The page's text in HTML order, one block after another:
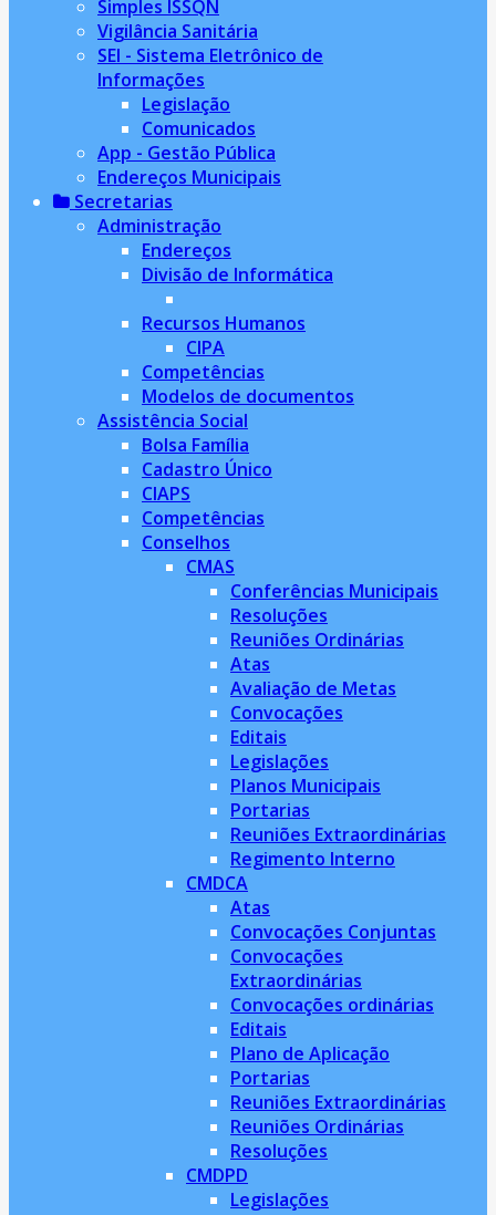
Simples ISSQN
Vigilância Sanitária
SEI - Sistema Eletrônico de
Informações
Legislação
Comunicados
App - Gestão Pública
Endereços Municipais
Secretarias
Administração
Endereços
Divisão de Informática
Recursos Humanos
CIPA
Competências
Modelos de documentos
Assistência Social
Bolsa Família
Cadastro Único
CIAPS
Competências
Conselhos
CMAS
Conferências Municipais
Resoluções
Reuniões Ordinárias
Atas
Avaliação de Metas
Convocações
Editais
Legislações
Planos Municipais
Portarias
Reuniões Extraordinárias
Regimento Interno
CMDCA
Atas
Convocações Conjuntas
Convocações
Extraordinárias
Convocações ordinárias
Editais
Plano de Aplicação
Portarias
Reuniões Extraordinárias
Reuniões Ordinárias
Resoluções
CMDPD
Legislações